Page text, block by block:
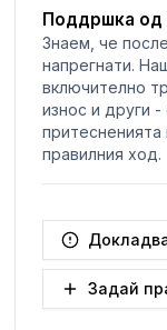
Поддршка од
Знаем, че
напрегнати.
включително
износ и други -
правилния ход.
Задай